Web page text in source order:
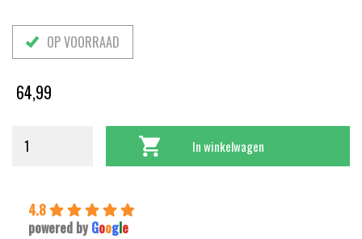
OP VOORRAAD
64,99
In winkelwagen
4.8
powered by Google